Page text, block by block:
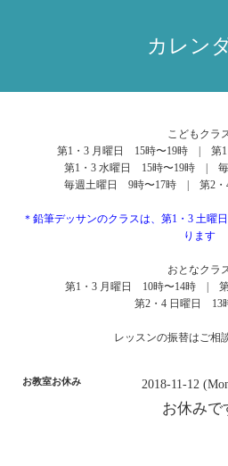
カレン
こどもクラ
第1・3 月曜日 15時〜19時 | 第1
第1・3 水曜日 15時〜19時 |
毎週土曜日 9時〜17時 | 第2・
＊鉛筆デッサンのクラスは、第1・3 土
ります
おとなクラ
第1・3 月曜日 10時〜14時 |
第2・4 日曜日 13
レッスンの振替はご相
お教室お休み 2018-11-12
お休みで